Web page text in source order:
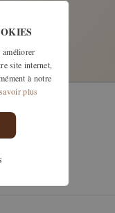
4 MM
site internet,
à notre
plus